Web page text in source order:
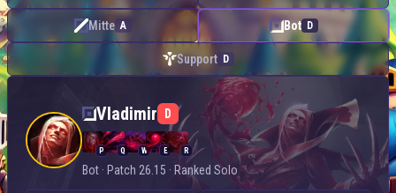
Mitte A Bot D
Support D
Vladimir D
P Q W E R
Bot · Patch 26.15 · Ranked Solo